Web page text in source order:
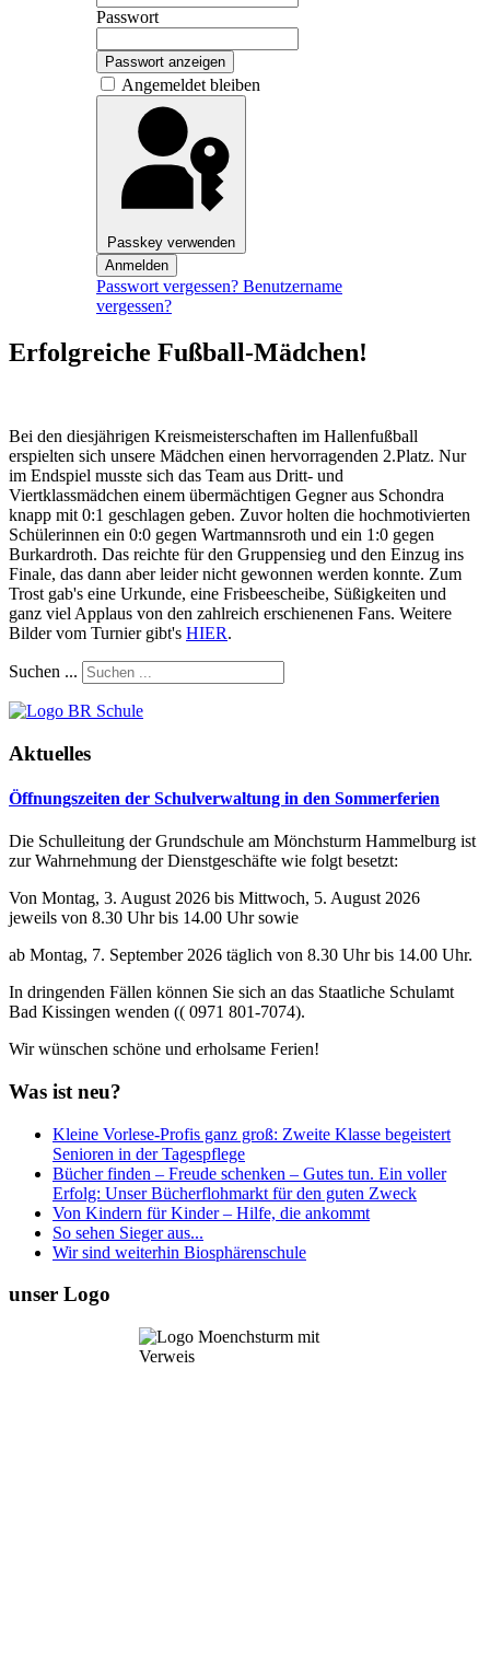
Passwort
Passwort anzeigen
Angemeldet bleiben
Passkey verwenden
Anmelden
Passwort vergessen? Benutzername
vergessen?
Erfolgreiche Fußball-Mädchen!
Bei den diesjährigen Kreismeisterschaften im Hallenfußball
erspielten sich unsere Mädchen einen hervorragenden 2.Platz. Nur
im Endspiel musste sich das Team aus Dritt- und
Viertklassmädchen einem übermächtigen Gegner aus Schondra
knapp mit 0:1 geschlagen geben. Zuvor holten die hochmotivierten
Schülerinnen ein 0:0 gegen Wartmannsroth und ein 1:0 gegen
Burkardroth. Das reichte für den Gruppensieg und den Einzug ins
Finale, das dann aber leider nicht gewonnen werden konnte. Zum
Trost gab's eine Urkunde, eine Frisbeescheibe, Süßigkeiten und
ganz viel Applaus von den zahlreich erschienenen Fans. Weitere
Bilder vom Turnier gibt's HIER.
Suchen ...
Aktuelles
Öffnungszeiten der Schulverwaltung in den Sommerferien
Die Schulleitung der Grundschule am Mönchsturm Hammelburg ist
zur Wahrnehmung der Dienstgeschäfte wie folgt besetzt:
Von Montag, 3. August 2026 bis Mittwoch, 5. August 2026
jeweils von 8.30 Uhr bis 14.00 Uhr sowie
ab Montag, 7. September 2026 täglich von 8.30 Uhr bis 14.00 Uhr.
In dringenden Fällen können Sie sich an das Staatliche Schulamt
Bad Kissingen wenden (( 0971 801-7074).
Wir wünschen schöne und erholsame Ferien!
Was ist neu?
Kleine Vorlese-Profis ganz groß: Zweite Klasse begeistert
Senioren in der Tagespflege
Bücher finden – Freude schenken – Gutes tun. Ein voller
Erfolg: Unser Bücherflohmarkt für den guten Zweck
Von Kindern für Kinder – Hilfe, die ankommt
So sehen Sieger aus...
Wir sind weiterhin Biosphärenschule
unser Logo